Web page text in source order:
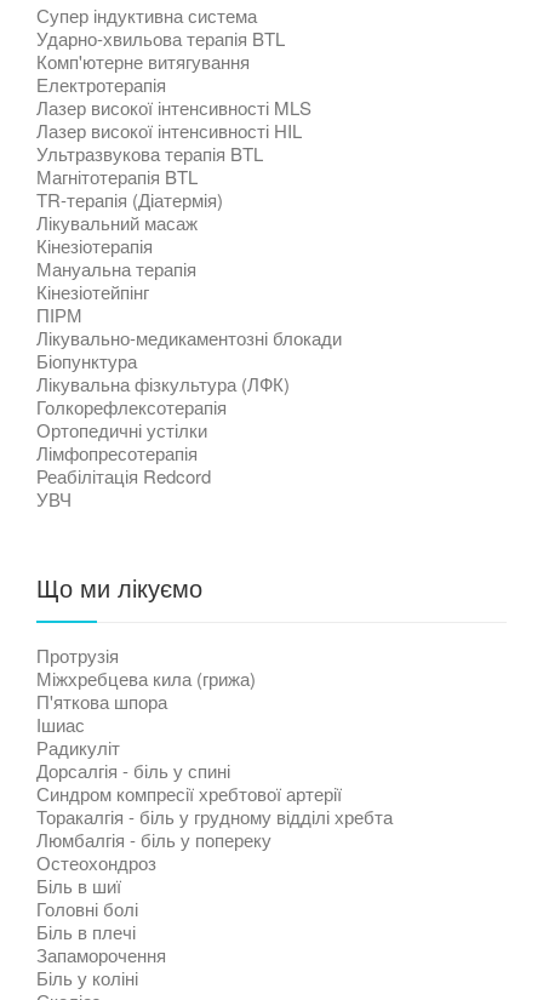
Супер індуктивна система
Ударно-хвильова терапія BTL
Комп'ютерне витягування
Електротерапія
Лазер високої інтенсивності MLS
Лазер високої інтенсивності HIL
Ультразвукова терапія BTL
Магнітотерапія BTL
TR-терапія (Діатермія)
Лікувальний масаж
Кінезіотерапія
Мануальна терапія
Кінезіотейпінг
ПІРМ
Лікувально-медикаментозні блокади
Біопунктура
Лікувальна фізкультура (ЛФК)
Голкорефлексотерапія
Ортопедичні устілки
Лімфопресотерапія
Реабілітація Redcord
УВЧ
Що ми лікуємо
Протрузія
Міжхребцева кила (грижа)
П'яткова шпора
Ішиас
Радикуліт
Дорсалгія - біль у спині
Синдром компресії хребтової артерії
Торакалгія - біль у грудному відділі хребта
Люмбалгія - біль у попереку
Остеохондроз
Біль в шиї
Головні болі
Біль в плечі
Запаморочення
Біль у коліні